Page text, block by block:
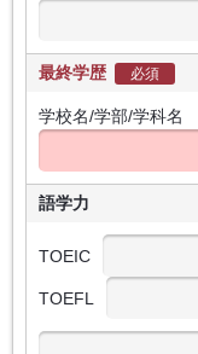
最終学歴 必須
学校名/学部/学科名
語学力
TOEIC
TOEFL